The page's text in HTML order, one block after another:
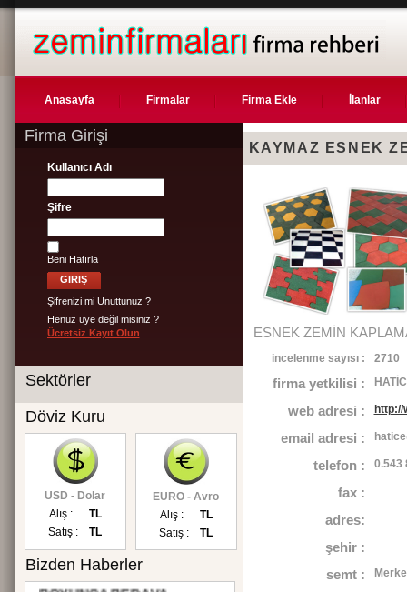
Anasayfa Firmalar Firma Ekle İlanlar
Firma Girişi
Kullanıcı Adı
Şifre
Beni Hatırla
Şifrenizi mi Unuttunuz ?
Henüz üye değil misiniz ?
Ücretsiz Kayıt Olun
Sektörler
Döviz Kuru
USD - Dolar
Alış :
TL
Satış :
TL
EURO - Avro
Alış :
TL
Satış :
TL
Bizden Haberler
SİTENİZİN TANITIMINI 3 AY
BOYUNCA BEDAVA
KAYMAZ ESNEK
ESNEK ZEMİN
incelenme sayısı : 2710
firma yetkilisi :
web adresi :
email adresi :
telefon : 0.543
fax :
adres:
şehir :
semt :